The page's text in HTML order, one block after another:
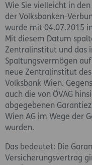
Wie Sie vielleicht in
der Volksbanken-
wurde mit 04.07.2015
Mit diesem Datum
Zentralinstitut und das
Spaltungsvermögen auf
neue Zentralinstitut
Volksbank Wien.
auch die von ÖVAG
abgegebenen
Wien AG im Wege der
wurden.
Das bedeutet: Die
Versicherungsvertrag